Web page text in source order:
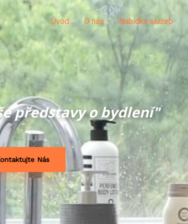
Úvod O nás Nabídka služeb
představy o bydlení"
Nás